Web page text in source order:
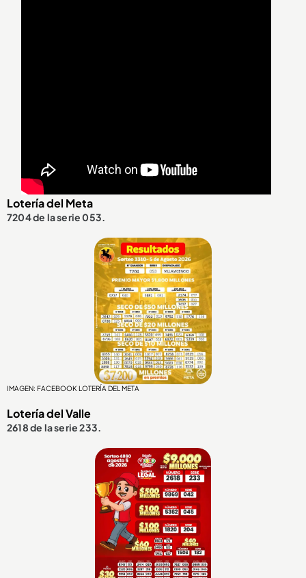
Lotería del Meta
7204 de la serie 053.
IMAGEN: FACEBOOK LOTERÍA DEL META
Lotería del Valle
2618 de la serie 233.